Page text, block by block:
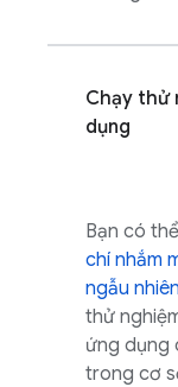
Chạy thử
dụng
Bạn có
chí nhắm
ngẫu
thử
ứng dụng
trong cơ